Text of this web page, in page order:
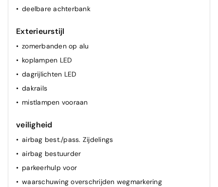
deelbare achterbank
Exterieurstijl
zomerbanden op alu
koplampen LED
dagrijlichten LED
dakrails
mistlampen vooraan
veiligheid
airbag best./pass. Zijdelings
airbag bestuurder
parkeerhulp voor
waarschuwing overschrijden wegmarkering